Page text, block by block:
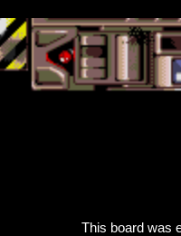
This board was